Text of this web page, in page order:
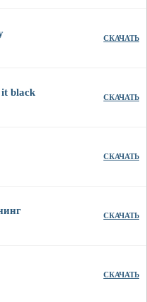
СКАЧАТЬ
it black СКАЧАТЬ
СКАЧАТЬ
СКАЧАТЬ
СКАЧАТЬ